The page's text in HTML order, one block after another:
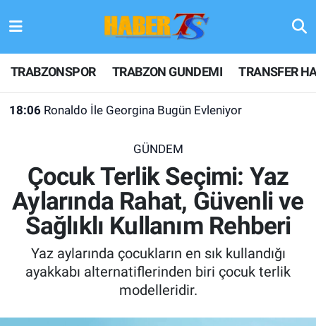
TRABZONSPOR TRABZON GUNDEMI TRANSFER
18:06 Ronaldo İle Georgina Bugün Evleniyor
GÜNDEM
Çocuk Terlik Seçimi: Yaz
Aylarında Rahat, Güvenli ve
Sağlıklı Kullanım Rehberi
Yaz aylarında çocukların en sık kullandığı
ayakkabı alternatiflerinden biri çocuk terlik
modelleridir.
TRABZONSPOR
TRABZON GUNDEMI
KULİS MEYDANI
1461 TRABZON
FUTBOL
Hava Durumu
Trafik Durumu
Son Dakika Haberleri
Haber Arşivi